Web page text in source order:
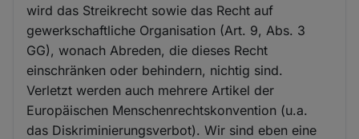
wird das Streikrecht sowie das Recht auf
gewerkschaftliche Organisation (Art. 9, Abs. 3
GG), wonach Abreden, die dieses Recht
einschränken oder behindern, nichtig sind.
Verletzt werden auch mehrere Artikel der
Europäischen Menschenrechtskonvention (u.a.
das Diskriminierungsverbot). Wir sind eben eine